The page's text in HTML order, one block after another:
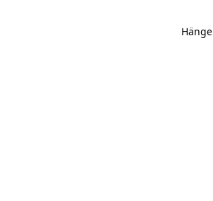
Hänge